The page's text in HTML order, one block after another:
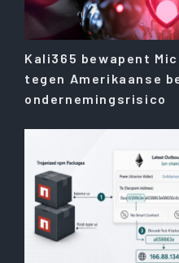
Kali365 bewapent
tegen Amerikaanse
ondernemingsrisico